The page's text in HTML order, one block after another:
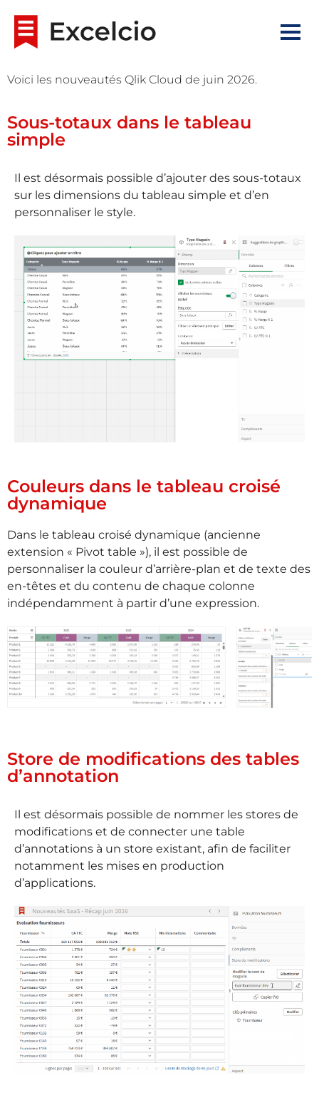
Voici les nouveautés Qlik Cloud de juin 2026.
Sous-totaux dans le tableau
simple
Il est désormais possible d’ajouter des sous-totaux
sur les dimensions du tableau simple et d’en
personnaliser le style.
Couleurs dans le tableau croisé
dynamique
Dans le tableau croisé dynamique (ancienne
extension « Pivot table »), il est possible de
personnaliser la couleur d’arrière-plan et de texte des
en-têtes et du contenu de chaque colonne
indépendamment à partir d’une expression.
Store de modifications des tables
d’annotation
Il est désormais possible de nommer les stores de
modifications et de connecter une table
d’annotations à un store existant, afin de faciliter
notamment les mises en production
d’applications.